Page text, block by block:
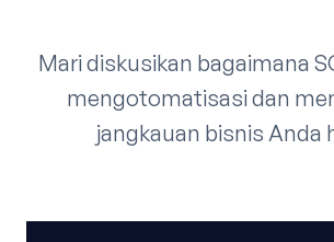
Mari diskusikan bagaimana
mengotomatisasi dan
jangkauan bisnis Anda